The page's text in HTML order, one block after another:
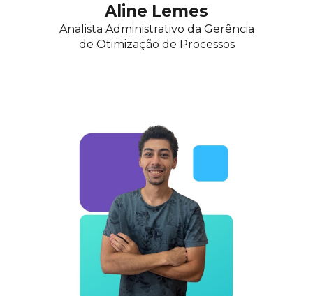
Aline Lemes
Analista Administrativo da Gerência
de Otimização de Processos